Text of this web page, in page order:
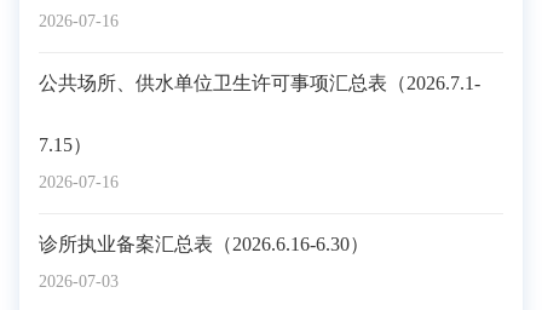
2026-07-16
2026-07-16
公共场所、供水单位卫生许可事项汇总表（2026.7.1-
7.15）
2026-07-03
诊所执业备案汇总表（2026.6.16-6.30）